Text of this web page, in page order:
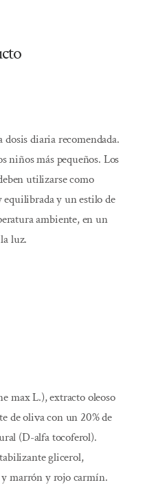
dosis diaria recomendada.
niños más pequeños. Los
utilizarse como
equilibrada y un estilo de
ambiente, en un
luz.
max L.), extracto oleoso
de oliva con un 20% de
(D-alfa tocoferol).
glicerol,
marrón y rojo carmín.